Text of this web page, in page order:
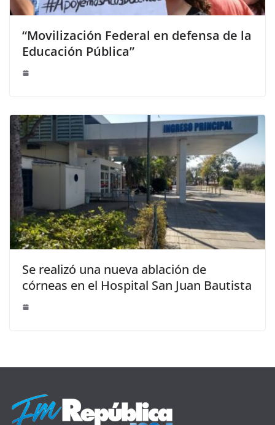
“Movilización Federal en defensa de la
Educación Pública”
Se realizó una nueva ablación de
córneas en el Hospital San Juan Bautista